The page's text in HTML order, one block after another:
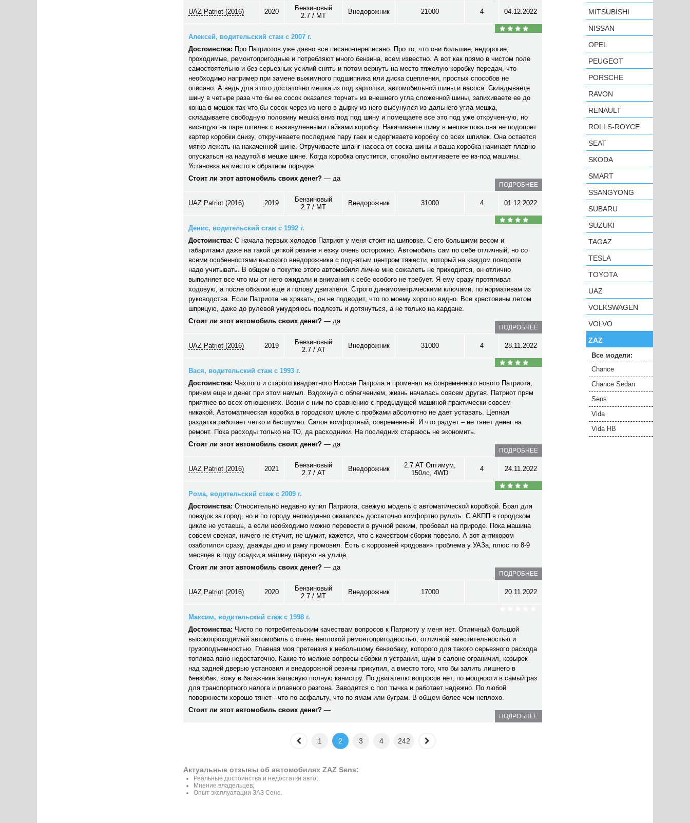
UAZ Patriot (2016) 2020
Бензиновый
2.7 / MT
Внедорожник 21000 4 04.12.2022
Алексей, водительский стаж с 2007 г.
Достоинства: Про Патриотов уже давно все писано-переписано. Про то, что они большие, недорогие,
проходимые, ремонтопригодные и потребляют много бензина, всем известно. А вот как прямо в чистом поле
самостоятельно и без серьезных усилий снять и потом вернуть на место тяжелую коробку передач, что
необходимо например при замене выжимного подшипника или диска сцепления, простых способов не
описано. А ведь для этого достаточно мешка из под картошки, автомобильной шины и насоса. Складываете
шину в четыре раза что бы ее сосок оказался торчать из внешнего угла сложенной шины, запихиваете ее до
конца в мешок так что бы сосок через из него в дырку из него высунулся из дальнего угла мешка,
складываете свободную половину мешка вниз под под шину и помещаете все это под уже открученную, но
висящую на паре шпилек с наживуленными гайками коробку. Накачиваете шину в мешке пока она не подопрет
картер коробки снизу, откручиваете последние пару гаек и сдергиваете коробку со всех шпилек. Она остается
мягко лежать на накаченной шине. Отручиваете шланг насоса от соска шины и ваша коробка начинает плавно
опускаться на надутой в мешке шине. Когда коробка опустится, спокойно вытягиваете ее из-под машины.
Установка на место в обратном порядке.
Стоит ли этот автомобиль своих денег? — да
ПОДРОБНЕЕ
UAZ Patriot (2016) 2019
Бензиновый
2.7 / MT
Внедорожник 31000 4 01.12.2022
Денис, водительский стаж с 1992 г.
Достоинства: С начала первых холодов Патриот у меня стоит на шиповке. С его большими весом и
габаритами даже на такой цепкой резине я езжу очень осторожно. Автомобиль сам по себе отличный, но со
всеми особенностями высокого внедорожника с поднятым центром тяжести, который на каждом повороте
надо учитывать. В общем о покупке этого автомобиля лично мне сожалеть не приходится, он отлично
выполняет все что мы от него ожидали и внимания к себе особого не требует. Я ему сразу протягивал
ходовую, а после обкатки еще и голову двигателя. Строго динамометрическими ключами, по нормативам из
руководства. Если Патриота не хрякать, он не подводит, что по моему хорошо видно. Все крестовины летом
шприцую, даже до рулевой умудряюсь подлезть и дотянуться, а не только на кардане.
Стоит ли этот автомобиль своих денег? — да
ПОДРОБНЕЕ
UAZ Patriot (2016) 2019
Бензиновый
2.7 / AT
Внедорожник 31000 4 28.11.2022
Вася, водительский стаж с 1993 г.
Достоинства: Чахлого и старого квадратного Ниссан Патрола я променял на современного нового Патриота,
причем еще и денег при этом намыл. Вздохнул с облегчением, жизнь началась совсем другая. Патриот прям
приятнее во всех отношениях. Возни с ним по сравнению с предыдущей машиной практически совсем
никакой. Автоматическая коробка в городском цикле с пробками абсолютно не дает уставать. Цепная
раздатка работает четко и бесшумно. Салон комфортный, современный. И что радует – не тянет денег на
ремонт. Пока расходы только на ТО, да расходники. На последних стараюсь не экономить.
Стоит ли этот автомобиль своих денег? — да
ПОДРОБНЕЕ
UAZ Patriot (2016) 2021
Бензиновый
2.7 / AT
Внедорожник
2.7 АТ Оптимум,
150лс, 4WD
4 24.11.2022
Рома, водительский стаж с 2009 г.
Достоинства: Относительно недавно купил Патриота, свежую модель с автоматической коробкой. Брал для
поездок за город, но и по городу неожиданно оказалось достаточно комфортно рулить. С АКПП в городском
цикле не устаешь, а если необходимо можно перевести в ручной режим, пробовал на природе. Пока машина
совсем свежая, ничего не стучит, не шумит, кажется, что с качеством сборки повезло. А вот антикором
озаботился сразу, дважды дно и раму промовил. Есть с коррозией «родовая» проблема у УАЗа, плюс по 8-9
месяцев в году осадки,а машину паркую на улице.
Стоит ли этот автомобиль своих денег? — да
ПОДРОБНЕЕ
UAZ Patriot (2016) 2020
Бензиновый
2.7 / MT
Внедорожник 17000 20.11.2022
Максим, водительский стаж с 1998 г.
Достоинства: Чисто по потребительским качествам вопросов к Патриоту у меня нет. Отличный большой
высокопроходимый автомобиль с очень неплохой ремонтопригодностью, отличной вместительностью и
грузоподъемностью. Главная моя претензия к небольшому бензобаку, которого для такого серьезного расхода
топлива явно недостаточно. Какие-то мелкие вопросы сборки я устранил, шум в салоне ограничил, козырек
над задней дверью установил и внедорожной резины прикупил, а вместо того, что бы залить лишнего в
бензобак, вожу в багажнике запасную полную канистру. По двигателю вопросов нет, по мощности в самый раз
для транспортного налога и плавного разгона. Заводится с пол тычка и работает надежно. По любой
поверхности хорошо тянет - что по асфальту, что по ямам или буграм. В общем более чем неплохо.
Стоит ли этот автомобиль своих денег? —
ПОДРОБНЕЕ
1 2 3 4 242
Актуальные отзывы об автомобилях ZAZ Sens:
Реальные достоинства и недостатки авто;
Мнение владельцев;
Опыт эксплуатации ЗАЗ Сенс.
MITSUBISHI
NISSAN
OPEL
PEUGEOT
PORSCHE
RAVON
RENAULT
ROLLS-ROYCE
SEAT
SKODA
SMART
SSANGYONG
SUBARU
SUZUKI
TAGAZ
TESLA
TOYOTA
UAZ
VOLKSWAGEN
VOLVO
ZAZ
Все модели:
Chance
Chance Sedan
Sens
Vida
Vida HB